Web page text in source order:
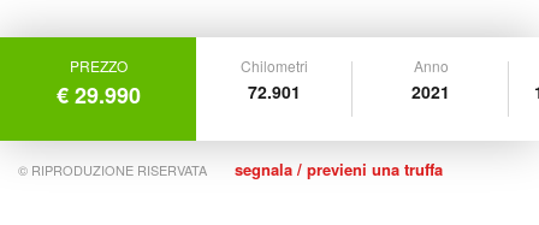
PREZZO
€ 29.990
Chilometri
72.901
Anno
2021
© RIPRODUZIONE RISERVATA segnala / previeni una truffa